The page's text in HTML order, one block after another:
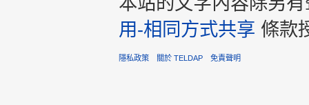
用-相同方式共享 條款
隱私政策 關於 TELDAP 免責聲明